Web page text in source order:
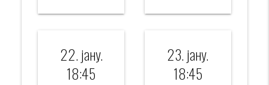
22. јанy.
18:45
23. јанy.
18:45